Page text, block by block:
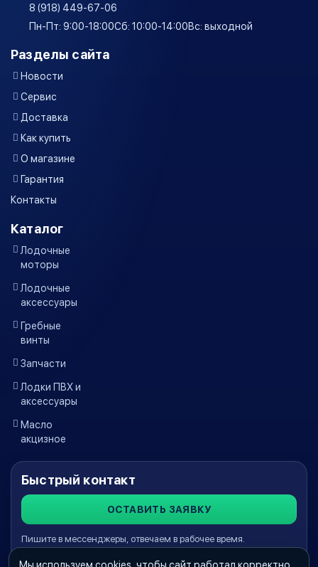
8 (918) 449-67-06
Пн-Пт: 9:00-18:00Сб: 10:00-14:00Вс: выходной
Разделы сайта
Новости
Сервис
Доставка
Как купить
О магазине
Гарантия
Контакты
Каталог
Лодочные
моторы
Лодочные
аксессуары
Гребные
винты
Запчасти
Лодки ПВХ и
аксессуары
Масло
акцизное
Быстрый контакт
ОСТАВИТЬ ЗАЯВКУ
Пишите в мессенджеры, отвечаем в рабочее время.